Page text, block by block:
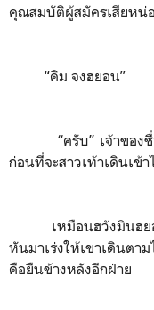
คุณสมบัติผู้สมัครเสียหน่
“คิม จงฮยอน”
“ครับ” เจ้าขอ
ก่อนที่จะสาวเท้าเดินเข้า
เหมือนฮวังมินฮ
หันมาเร่งให้เขาเดินตา
คือยืนข้างหลังอีกฝ่าย